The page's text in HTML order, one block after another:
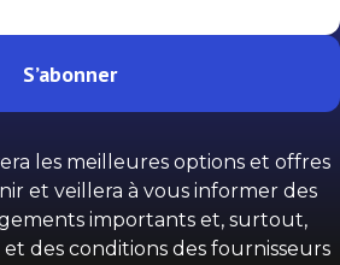
S’abonner
les meilleures options et offres
et veillera à vous informer des
importants et, surtout,
des conditions des fournisseurs